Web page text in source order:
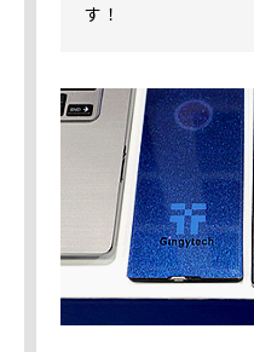
す！